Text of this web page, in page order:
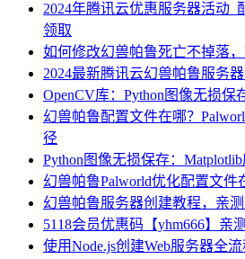
2024年腾讯云优惠服务器活动
领取
如何修改幻兽帕鲁死亡不掉落
2024最新腾讯云幻兽帕鲁服务
OpenCV库：Python图像无损保
幻兽帕鲁配置文件在哪？
径
Python图像无损保存：
幻兽帕鲁Palworld优化配置文件
幻兽帕鲁服务器创建教程，亲
5118会员优惠码【yhm666】亲
使用Node.js创建Web服务器全流